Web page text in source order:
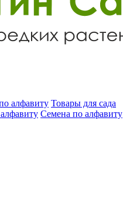
алфавиту Товары для сада
Семена по алфавиту